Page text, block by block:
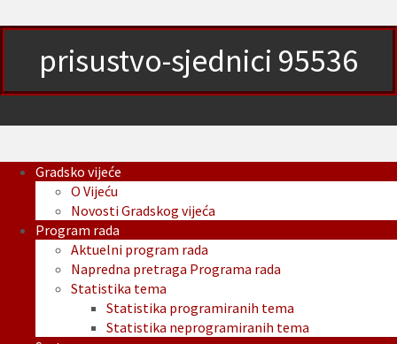
prisustvo-sjednici 95536
Gradsko vijeće
O Vijeću
Novosti Gradskog vijeća
Program rada
Aktuelni program rada
Napredna pretraga Programa rada
Statistika tema
Statistika programiranih tema
Statistika neprogramiranih tema